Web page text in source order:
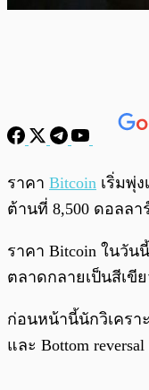
พร้อมเล่น
ราคา Bitcoin เริ่มพุ่
ต้านที่ 8,500 ดอลลา
ราคา Bitcoin ในวัน
ตลาดกลายเป็นสีเขี
ก่อนหน้านี้นักวิเคราะ
และ Bottom reversal